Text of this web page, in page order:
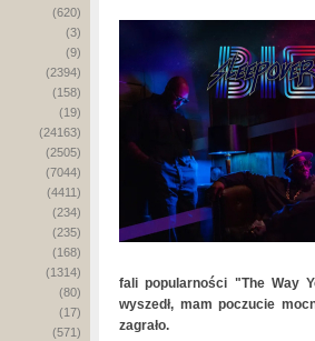
(620)
(3)
(9)
(2394)
(158)
(19)
(24163)
(2505)
(7044)
(4411)
(234)
(235)
(168)
(1314)
(80)
(17)
(571)
fali popularności "The Way
wyszedł, mam poczucie
zagrało.